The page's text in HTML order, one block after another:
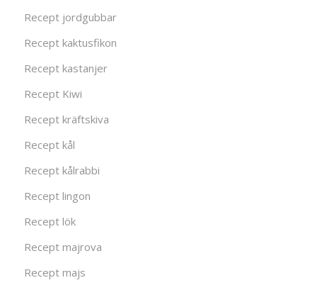
Recept jordgubbar
Recept kaktusfikon
Recept kastanjer
Recept Kiwi
Recept kräftskiva
Recept kål
Recept kålrabbi
Recept lingon
Recept lök
Recept majrova
Recept majs